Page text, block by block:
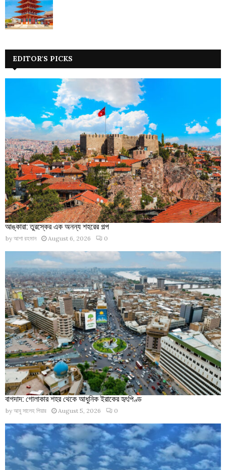
EDITOR'S PICKS
আঙ্কারা: তুরস্কের এক অনন্য শহরের গল্প
by আশা রহমান August 6, 2026 0
বাগদাদ: গোলাকার শহর থেকে আধুনিক ইরাকের হৃৎপিণ্ড
by আবু সালেহ পিয়ার August 5, 2026 0